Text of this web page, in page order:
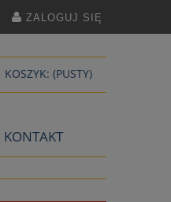
ZALOGUJ SIĘ
KOSZYK: (PUSTY)
KONTAKT